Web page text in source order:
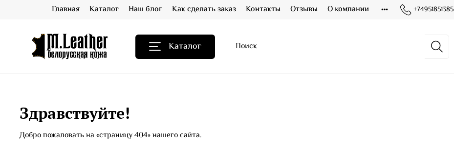
Главная Каталог Наш блог Как сделать заказ Контакты Отзывы О компании +74951851385
Каталог
Здравствуйте!
Добро пожаловать на «страницу 404» нашего сайта.